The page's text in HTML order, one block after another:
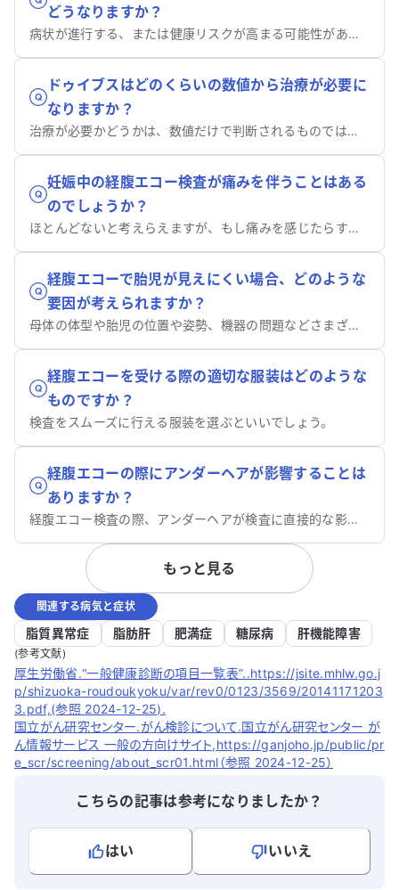
どうなりますか？
病状が進行する、または健康リスクが高まる可能性があります。
ドゥイブスはどのくらいの数値から治療が必要に
なりますか？
治療が必要かどうかは、数値だけで判断されるものではありません。
妊娠中の経腹エコー検査が痛みを伴うことはある
のでしょうか？
ほとんどないと考えらえますが、もし痛みを感じたらすぐに申し出てください。
経腹エコーで胎児が見えにくい場合、どのような
要因が考えられますか？
母体の体型や胎児の位置や姿勢、機器の問題などさまざまです。
経腹エコーを受ける際の適切な服装はどのような
ものですか？
検査をスムーズに行える服装を選ぶといいでしょう。
経腹エコーの際にアンダーヘアが影響することは
ありますか？
経腹エコー検査の際、アンダーヘアが検査に直接的な影響を及ぼす可能性は低いでしょう。
もっと見る
関連する病気と症状
脂質異常症 脂肪肝 肥満症 糖尿病 肝機能障害
(参考文献)
厚生労働省.“一般健康診断の項目一覧表”..https://jsite.mhlw.go.j
p/shizuoka-roudoukyoku/var/rev0/0123/3569/20141171203
3.pdf,(参照 2024-12-25).
国立がん研究センター.がん検診について.国立がん研究センター が
ん情報サービス 一般の方向けサイト,https://ganjoho.jp/public/pr
e_scr/screening/about_scr01.html（参照 2024-12-25）
こちらの記事は参考になりましたか？
はい
いいえ